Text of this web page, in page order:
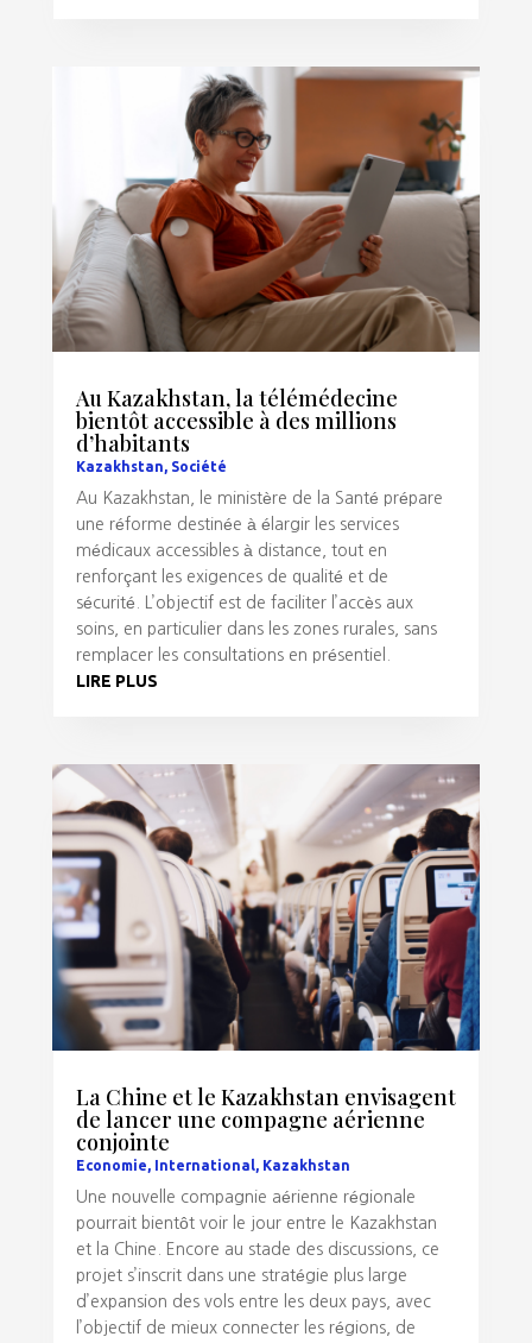
Au Kazakhstan, la télémédecine
bientôt accessible à des millions
d’habitants
Kazakhstan, Société
Au Kazakhstan, le ministère de la Santé prépare
une réforme destinée à élargir les services
médicaux accessibles à distance, tout en
renforçant les exigences de qualité et de
sécurité. L’objectif est de faciliter l’accès aux
soins, en particulier dans les zones rurales, sans
remplacer les consultations en présentiel.
LIRE PLUS
La Chine et le Kazakhstan envisagent
de lancer une compagne aérienne
conjointe
Economie, International, Kazakhstan
Une nouvelle compagnie aérienne régionale
pourrait bientôt voir le jour entre le Kazakhstan
et la Chine. Encore au stade des discussions, ce
projet s’inscrit dans une stratégie plus large
d’expansion des vols entre les deux pays, avec
l’objectif de mieux connecter les régions, de